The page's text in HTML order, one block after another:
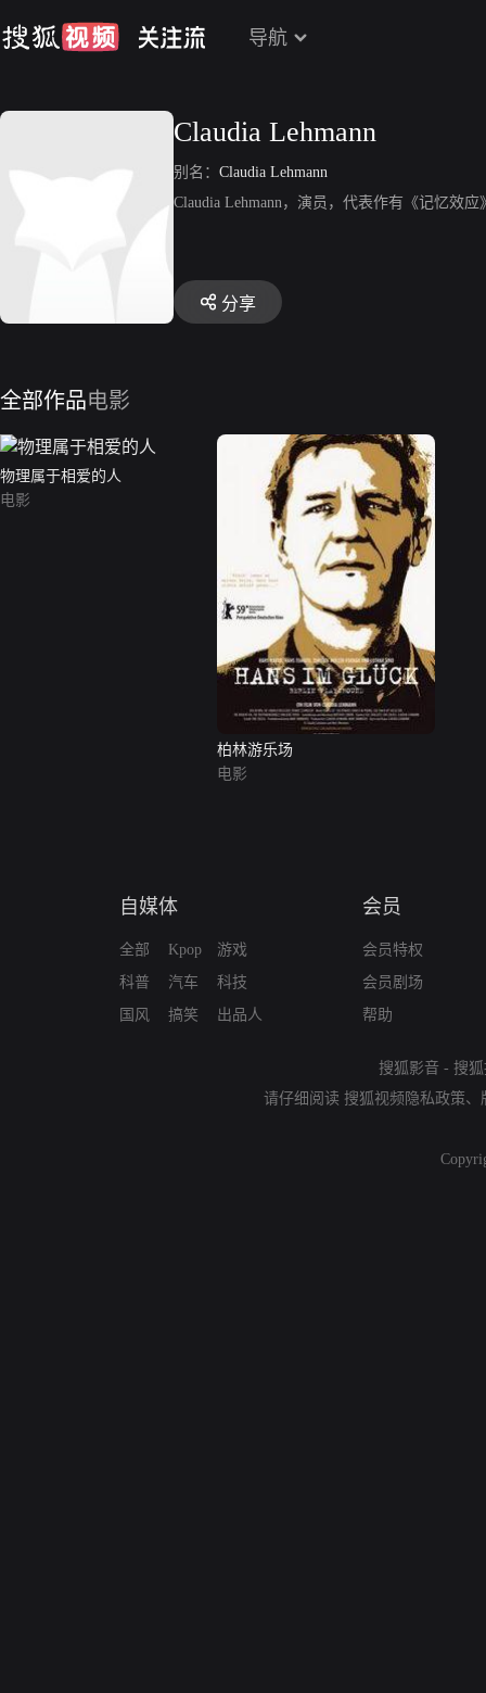
导航
Claudia Lehmann
别名： Claudia Lehmann
Claudia Lehmann，演员，代表作有《记忆效应
分享
全部作品电影
物理属于相爱的人
电影
柏林游乐场
电影
自媒体
全部
科普
国风
Kpop
汽车
搞笑
游戏
科技
出品人
会员
会员特权
会员剧场
帮助
搜狐影音 - 搜
请仔细阅读 搜狐视频隐私政策、